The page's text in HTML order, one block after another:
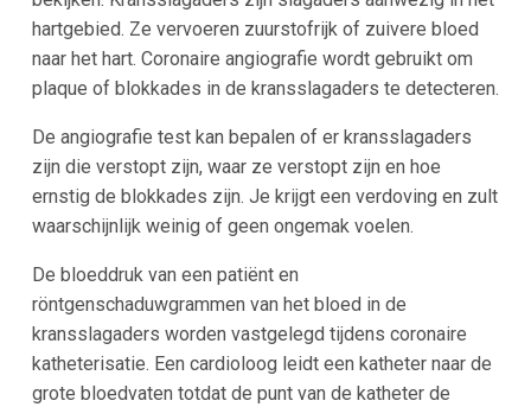
hartgebied. Ze vervoeren zuurstofrijk of zuivere bloed
naar het hart. Coronaire angiografie wordt gebruikt om
plaque of blokkades in de kransslagaders te detecteren.
De angiografie test kan bepalen of er kransslagaders
zijn die verstopt zijn, waar ze verstopt zijn en hoe
ernstig de blokkades zijn. Je krijgt een verdoving en zult
waarschijnlijk weinig of geen ongemak voelen.
De bloeddruk van een patiënt en
röntgenschaduwgrammen van het bloed in de
kransslagaders worden vastgelegd tijdens coronaire
katheterisatie. Een cardioloog leidt een katheter naar de
grote bloedvaten totdat de punt van de katheter de